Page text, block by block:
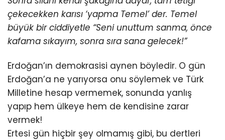
çekecekken karısı ‘yapma Temel’ der. Temel
büyük bir ciddiyetle “Seni unuttum sanma, önce
kafama sıkayım, sonra sıra sana gelecek!”
Erdoğan’ın demokrasisi aynen böyledir. O gün
Erdoğan’a ne yarıyorsa onu söylemek ve Türk
Milletine hesap vermemek, sonunda yanlış
yapıp hem ülkeye hem de kendisine zarar
vermek!
Ertesi gün hiçbir şey olmamış gibi, bu dertleri